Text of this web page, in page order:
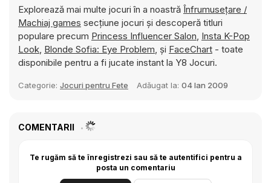
Explorează mai multe jocuri în a noastră Înfrumuseţare /
Machiaj games secțiune jocuri și descoperă titluri
populare precum Princess Influencer Salon, Insta K-Pop
Look, Blonde Sofia: Eye Problem, și FaceChart - toate
disponibile pentru a fi jucate instant la Y8 Jocuri.
Categorie: Jocuri pentru Fete Adăugat la: 04 Ian 2009
COMENTARII
Te rugăm să te înregistrezi sau să te autentifici pentru a
posta un comentariu